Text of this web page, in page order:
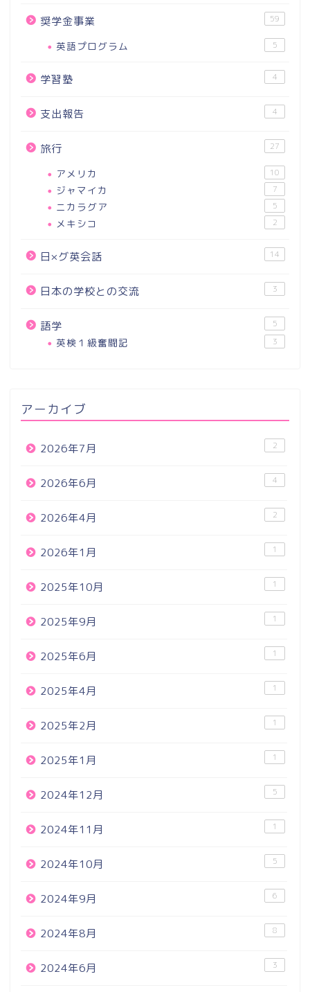
奨学金事業 59
英語プログラム 5
学習塾 4
支出報告 4
旅行 27
アメリカ 10
ジャマイカ 7
ニカラグア 5
メキシコ 2
日×グ英会話 14
日本の学校との交流 3
語学 5
英検１級奮闘記 3
アーカイブ
2026年7月 2
2026年6月 4
2026年4月 2
2026年1月 1
2025年10月 1
2025年9月 1
2025年6月 1
2025年4月 1
2025年2月 1
2025年1月 1
2024年12月 5
2024年11月 1
2024年10月 5
2024年9月 6
2024年8月 8
2024年6月 3